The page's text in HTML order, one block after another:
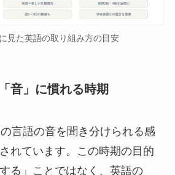
見た英語の取り組み方の目安
音」に慣れる時期
言語の音を聞き分けられる感
れています。この時期の目的
る」ことではなく、英語の